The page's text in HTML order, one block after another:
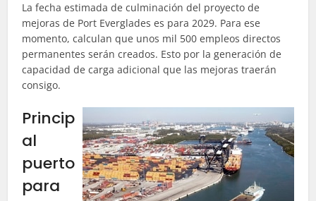
La fecha estimada de culminación del proyecto de
mejoras de Port Everglades es para 2029. Para ese
momento, calculan que unos mil 500 empleos directos
permanentes serán creados. Esto por la generación de
capacidad de carga adicional que las mejoras traerán
consigo.
Princip
al
puerto
para